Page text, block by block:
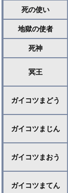
死の使い
地獄の使者
死神
冥王
ガイコツまどう
ガイコツまじん
ガイコツまおう
ガイコツまてん